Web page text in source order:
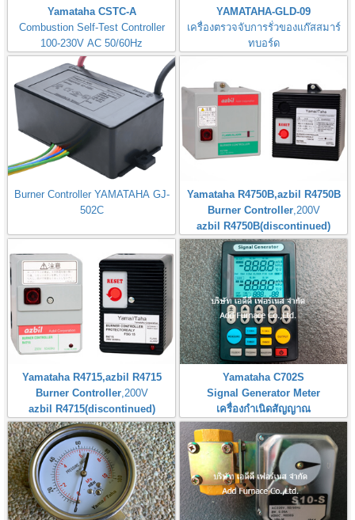
Yamataha CSTC-A
Combustion Self-Test Controller
100-230V AC 50/60Hz
YAMATAHA-GLD-09
เครื่องตรวจจับการรั่วของแก๊สสมาร์
ทบอร์ด
Gas Leak Detector Smart Board
Burner Controller YAMATAHA GJ-
502C
Yamataha R4750B,azbil R4750B
Burner Controller,200V
azbil R4750B(discontinued)
Yamataha R4715,azbil R4715
Burner Controller,200V
azbil R4715(discontinued)
Yamataha C702S
Signal Generator Meter
เครื่องกำเนิดสัญญาณ